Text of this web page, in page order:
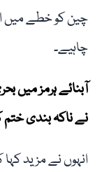
چین کو خطے میں
چاہیے۔
آبنائے ہرمز میں
نے ناکہ بندی
انہوں نے مزید